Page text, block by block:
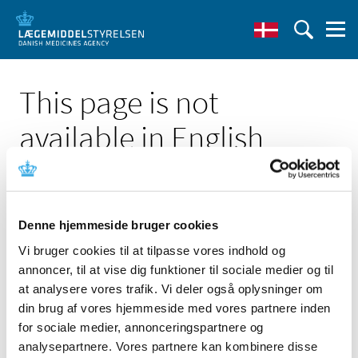
Denne hjemmeside bruger cookies
Vi bruger cookies til at tilpasse vores indhold og
annoncer, til at vise dig funktioner til sociale medier og til
at analysere vores trafik. Vi deler også oplysninger om
din brug af vores hjemmeside med vores partnere inden
for sociale medier, annonceringspartnere og
analysepartnere. Vores partnere kan kombinere disse
This page is not
available in English
Click here to see the Danish page 'Finasterid og
dutasterid – Nye tiltag skal minimere risikoen for
selvmordstanker'
Go to English frontpage